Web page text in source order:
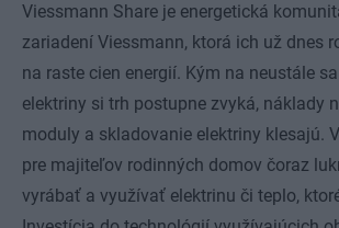
Viessmann Share je energetická
zariadení Viessmann, ktorá ich už dnes
na raste cien energií. Kým na neustále
elektriny si trh postupne zvyká, náklady
moduly a skladovanie elektriny klesajú.
pre majiteľov rodinných domov čoraz
vyrábať a využívať elektrinu či teplo,